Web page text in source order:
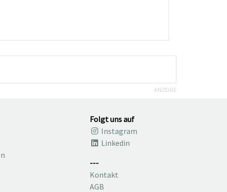
ANZEIGE
Folgt uns auf
Instagram
Linkedin
---
Kontakt
AGB